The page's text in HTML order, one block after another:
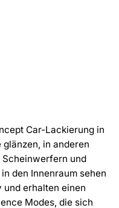
Car-Lackierung in
glänzen, in anderen
und
den Innenraum sehen
erhalten einen
Modes, die sich